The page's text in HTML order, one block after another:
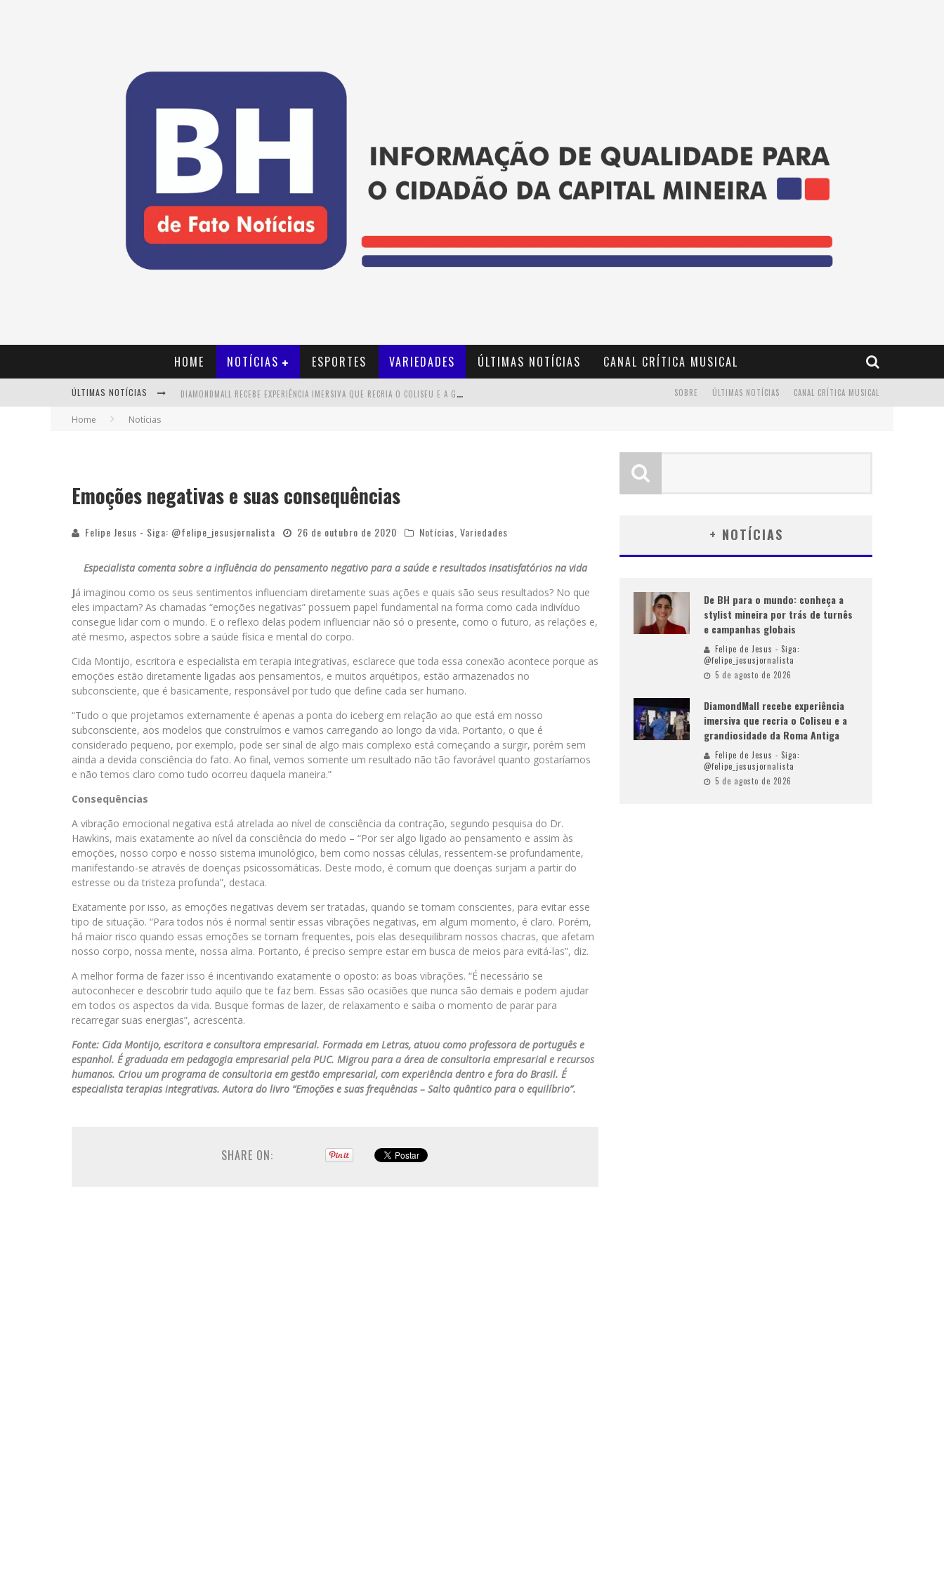
HOME NOTÍCIAS ESPORTES VARIEDADES ÚLTIMAS NOTÍCIAS CANAL CRÍTICA MUSICAL
ÚLTIMAS NOTÍCIAS D
IAMONDMALL RECEBE EXPERIÊNCIA IMERSIVA QUE RECRIA O COLISEU E A GRANDIOSIDADE DA ROMA ANTIGA
CANAL CRÍTICA MUSICAL
ÚLTIMAS NOTÍCIAS
SOBRE
Home Notícias
Emoções negativas e suas consequências
Felipe Jesus - Siga: @felipe_jesusjornalista 26 de outubro de 2020 Notícias Variedades
Especialista comenta sobre a influência do pensamento negativo para a saúde e resultados insatisfatórios na vida
Já imaginou como os seus sentimentos influenciam diretamente suas ações e quais são seus resultados? No que
eles impactam? As chamadas “emoções negativas” possuem papel fundamental na forma como cada indivíduo
consegue lidar com o mundo. E o reflexo delas podem influenciar não só o presente, como o futuro, as relações e,
até mesmo, aspectos sobre a saúde física e mental do corpo.
Cida Montijo, escritora e especialista em terapia integrativas, esclarece que toda essa conexão acontece porque as
emoções estão diretamente ligadas aos pensamentos, e muitos arquétipos, estão armazenados no
subconsciente, que é basicamente, responsável por tudo que define cada ser humano.
“Tudo o que projetamos externamente é apenas a ponta do iceberg em relação ao que está em nosso
subconsciente, aos modelos que construímos e vamos carregando ao longo da vida. Portanto, o que é
considerado pequeno, por exemplo, pode ser sinal de algo mais complexo está começando a surgir, porém sem
ainda a devida consciência do fato. Ao final, vemos somente um resultado não tão favorável quanto gostaríamos
e não temos claro como tudo ocorreu daquela maneira.”
Consequências
A vibração emocional negativa está atrelada ao nível de consciência da contração, segundo pesquisa do Dr.
Hawkins, mais exatamente ao nível da consciência do medo – “Por ser algo ligado ao pensamento e assim às
emoções, nosso corpo e nosso sistema imunológico, bem como nossas células, ressentem-se profundamente,
manifestando-se através de doenças psicossomáticas. Deste modo, é comum que doenças surjam a partir do
estresse ou da tristeza profunda”, destaca.
Exatamente por isso, as emoções negativas devem ser tratadas, quando se tornam conscientes, para evitar esse
tipo de situação. “Para todos nós é normal sentir essas vibrações negativas, em algum momento, é claro. Porém,
há maior risco quando essas emoções se tornam frequentes, pois elas desequilibram nossos chacras, que afetam
nosso corpo, nossa mente, nossa alma. Portanto, é preciso sempre estar em busca de meios para evitá-las”, diz.
A melhor forma de fazer isso é incentivando exatamente o oposto: as boas vibrações. “É necessário se
autoconhecer e descobrir tudo aquilo que te faz bem. Essas são ocasiões que nunca são demais e podem ajudar
em todos os aspectos da vida. Busque formas de lazer, de relaxamento e saiba o momento de parar para
recarregar suas energias”, acrescenta.
Fonte: Cida Montijo, escritora e consultora empresarial. Formada em Letras, atuou como professora de português e
espanhol. É graduada em pedagogia empresarial pela PUC. Migrou para a área de consultoria empresarial e recursos
humanos. Criou um programa de consultoria em gestão empresarial, com experiência dentro e fora do Brasil. É
especialista terapias integrativas. Autora do livro “Emoções e suas frequências – Salto quântico para o equilíbrio”.
SHARE ON:
+ NOTÍCIAS
De BH para o mundo: conheça a
stylist mineira por trás de turnês
e campanhas globais
Felipe de Jesus - Siga:
@felipe_jesusjornalista
5 de agosto de 2026
DiamondMall recebe experiência
imersiva que recria o Coliseu e a
grandiosidade da Roma Antiga
Felipe de Jesus - Siga:
@felipe_jesusjornalista
5 de agosto de 2026